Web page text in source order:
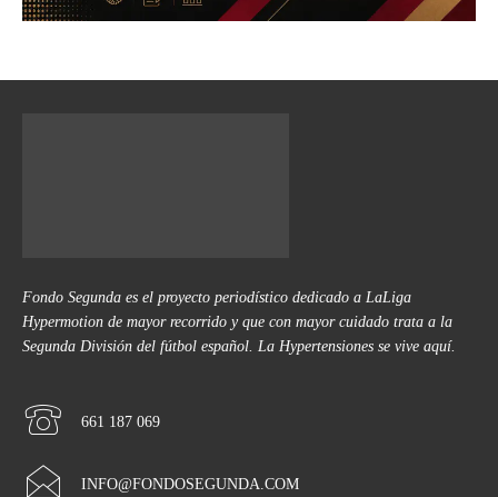
Fondo Segunda es el proyecto periodístico dedicado a LaLiga
Hypermotion de mayor recorrido y que con mayor cuidado trata a la
Segunda División del fútbol español. La Hypertensiones se vive aquí.
661 187 069
INFO@FONDOSEGUNDA.COM